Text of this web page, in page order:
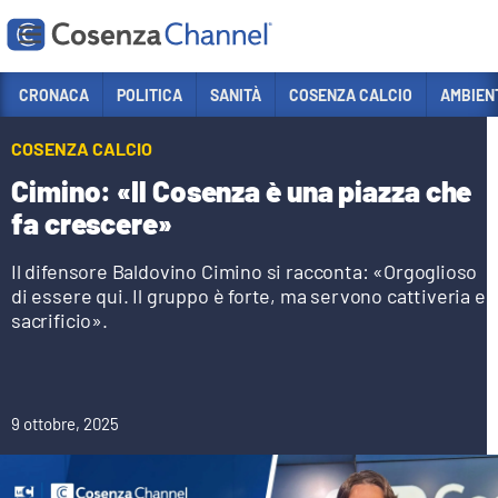
ECONOMIA E LAVORO
SPORT
CULTURA
CRONACA POLITICA SANITÀ COSENZA CALCIO
COSENZA CALCIO
Cimino: «Il Cosenza è una piazza che
fa crescere»
Il difensore Baldovino Cimino si racconta: «Orgoglioso
di essere qui. Il gruppo è forte, ma servono cattiveria e
sacrificio».
9 ottobre, 2025